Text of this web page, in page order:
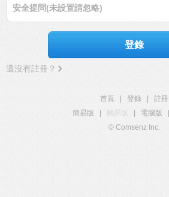
安全提問(未設置請忽略)
登錄
還沒有註冊？
首頁 登錄
註冊
簡易版
觸屏版 電腦版
© Comsenz Inc.